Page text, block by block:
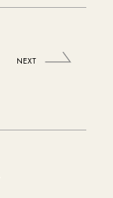
NEXT